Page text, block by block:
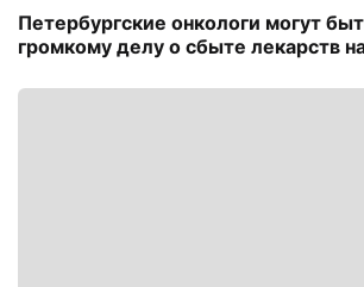
Петербургские онкологи могут
громкому делу о сбыте лекарств